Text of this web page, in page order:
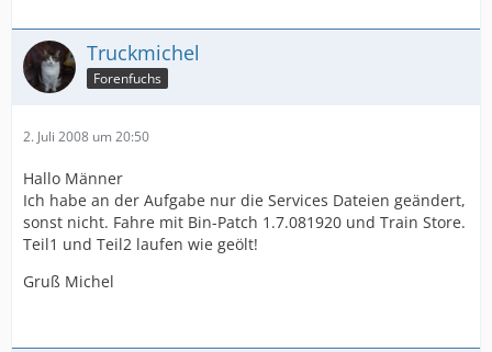
Truckmichel
Forenfuchs
2. Juli 2008 um 20:50
Hallo Männer
Ich habe an der Aufgabe nur die Services Dateien geändert,
sonst nicht. Fahre mit Bin-Patch 1.7.081920 und Train Store.
Teil1 und Teil2 laufen wie geölt!
Gruß Michel